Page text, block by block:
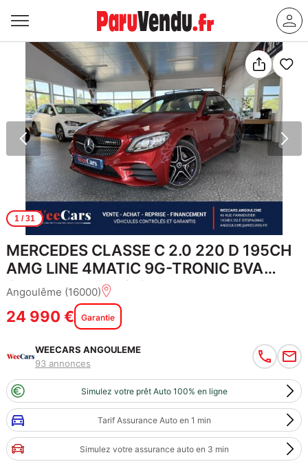
1/ 31
MERCEDES CLASSE C 2.0 220 D 195CH
AMG LINE 4MATIC 9G-TRONIC BVA
GARANTIE 12 MOIS
Angoulême (16000)
24 990 € Garantie
WEECARS ANGOULEME
93 annonces
Simulez votre prêt Auto 100% en ligne
Tarif Assurance Auto en 1 min
Simulez votre assurance auto en 3 min